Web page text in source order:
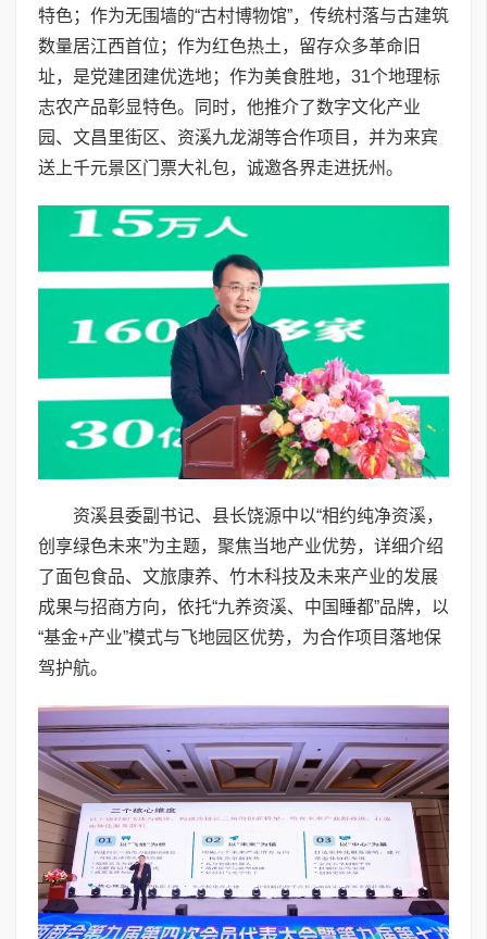
特色；作为无围墙的“古村博物馆”，传统村落与古建筑
数量居江西首位；作为红色热土，留存众多革命旧
址，是党建团建优选地；作为美食胜地，31个地理标
志农产品彰显特色。同时，他推介了数字文化产业
园、文昌里街区、资溪九龙湖等合作项目，并为来宾
送上千元景区门票大礼包，诚邀各界走进抚州。
资溪县委副书记、县长饶源中以“相约纯净资溪，
创享绿色未来”为主题，聚焦当地产业优势，详细介绍
了面包食品、文旅康养、竹木科技及未来产业的发展
成果与招商方向，依托“九养资溪、中国睡都”品牌，以
“基金+产业”模式与飞地园区优势，为合作项目落地保
驾护航。